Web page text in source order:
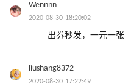
Wennnn__
2020-08-30 18:20:02
出券秒发，一元一张
liushang8372
2020-08-30 17:22:49